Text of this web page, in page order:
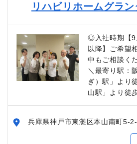
リハビリホームグラ
◎入社時期【9
以降】ご希望
中もご相談く
＼最寄り駅：
ぎ）駅」より
山駅」より徒
兵庫県神戸市東灘区本山南町5-